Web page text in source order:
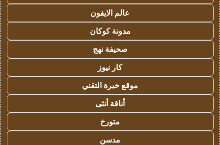
عالم الايفون
مدونة كوكان
صحيفة نهج
كار نيوز
موقع خبرة التقني
أناقة أنثى
متورخ
مدسن